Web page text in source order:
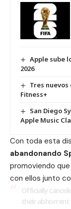
Apple sube
2026
Tres
Fitness+
San Diego
Apple Music
Con toda esta
abandonando
promoviendo
con ellos junto